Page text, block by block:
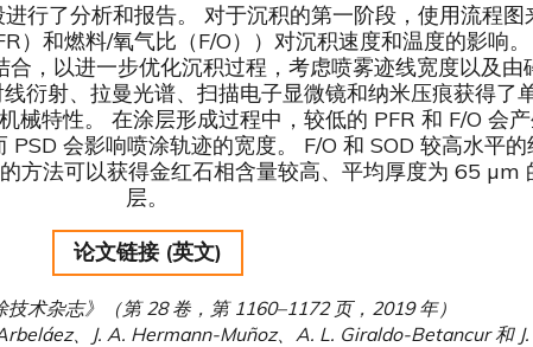
行了分析和报告。 对于沉积的第一阶段，使用流程图
）和燃料/氧气比（F/O））对沉积速度和温度的影响
，以进一步优化沉积过程，考虑喷雾迹线宽度以及由
衍射、拉曼光谱、扫描电子显微镜和纳米压痕获得了
械特性。 在涂层形成过程中，较低的 PFR 和 F/O 会
会影响喷涂轨迹的宽度。 F/O 和 SOD 较高水平
方法可以获得金红石相含量较高、平均厚度为 65 µm
层。
论文链接 (英文)
术杂志》（第 28 卷，第 1160–1172 页，2019 年）
、J. A. Hermann-Muñoz、A. L. Giraldo-Betancur 和